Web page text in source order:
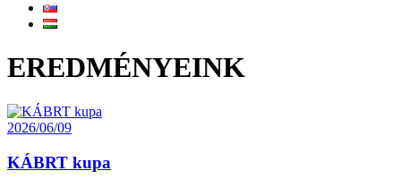
EREDMÉNYEINK
2026/06/09
KÁBRT kupa